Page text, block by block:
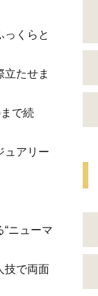
っくらと
たせま
で続
ュアリー
ニューマ
技で両面